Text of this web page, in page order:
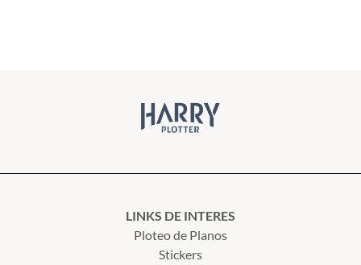
LINKS DE INTERES
Ploteo de Planos
Stickers